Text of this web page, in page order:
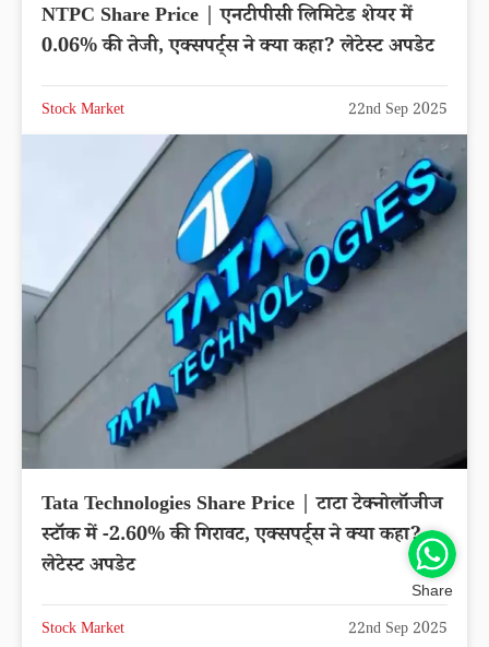
NTPC Share Price | एनटीपीसी लिमिटेड शेयर में
0.06% की तेजी, एक्सपर्ट्स ने क्या कहा? लेटेस्ट अपडेट
Stock Market 22nd Sep 2025
Tata Technologies Share Price | टाटा टेक्नोलॉजीज
स्टॉक में -2.60% की गिरावट, एक्सपर्ट्स ने क्या कहा?
लेटेस्ट अपडेट
Stock Market 22nd Sep 2025
Share